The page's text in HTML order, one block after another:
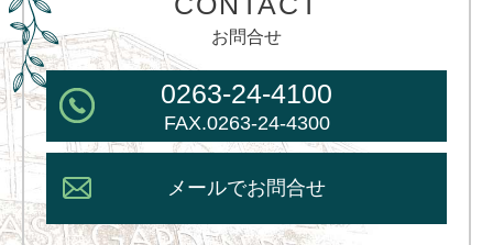
お問合せ
0263-24-4100
FAX.0263-24-4300
メールでお問合せ